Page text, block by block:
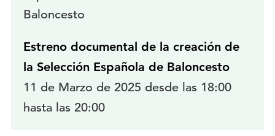
Estreno documental de la creación de
la Selección Española de Baloncesto
11 de Marzo de 2025 desde las 18:00
hasta las 20:00